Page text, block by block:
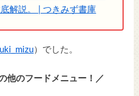
解説。 | つきみず書庫
）でした。
他のフードメニュー！／